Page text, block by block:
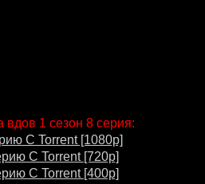
вдов 1 сезон 8 серия:
С Torrent [1080p]
С Torrent [720p]
С Torrent [400p]